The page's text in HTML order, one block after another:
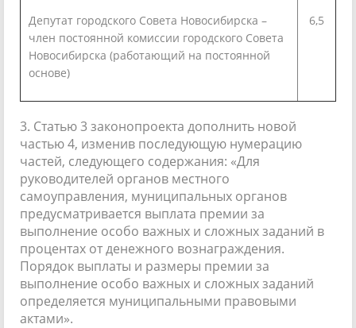
Депутат городского Совета Новосибирска –
член постоянной комиссии городского Совета
Новосибирска (работающий на постоянной
основе)
6,5
3. Статью 3 законопроекта дополнить новой
частью 4, изменив последующую нумерацию
частей, следующего содержания: «Для
руководителей органов местного
самоуправления, муниципальных органов
предусматривается выплата премии за
выполнение особо важных и сложных заданий в
процентах от денежного вознаграждения.
Порядок выплаты и размеры премии за
выполнение особо важных и сложных заданий
определяется муниципальными правовыми
актами».